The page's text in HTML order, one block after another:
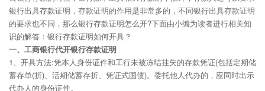
银行出具存款证明，存款证明的作用是非常多的，不同银行出具存款证明
的要求也不同，那么银行存款证明怎么开?下面由小编为读者进行相关知
识的解答：银行存款证明如何开具？
一、工商银行代开银行存款证明
1、开具方法:凭本人身份证件和工行未被冻结挂失的存款凭证(包括定期储
蓄存单(折)、活期储蓄存折、凭证式国债)。委托他人代办的，应同时出示
代办人的身份证件。